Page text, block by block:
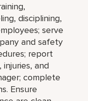
disciplining,
serve
and safety
report
and
complete
Ensure